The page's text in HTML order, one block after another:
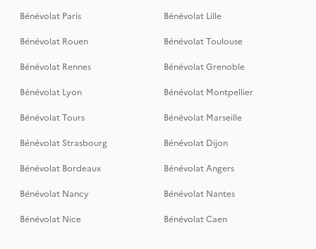
Bénévolat Paris
Bénévolat Lille
Bénévolat Rouen
Bénévolat Toulouse
Bénévolat Rennes
Bénévolat Grenoble
Bénévolat Lyon
Bénévolat Montpellier
Bénévolat Tours
Bénévolat Marseille
Bénévolat Strasbourg
Bénévolat Dijon
Bénévolat Bordeaux
Bénévolat Angers
Bénévolat Nancy
Bénévolat Nantes
Bénévolat Nice
Bénévolat Caen